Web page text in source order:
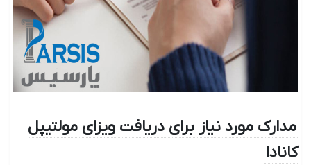
مدارک مورد نیاز برای دریافت ویزای مولتیپل
کانادا